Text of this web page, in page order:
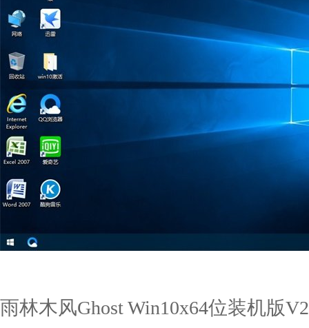
雨林木风Ghost Win10x64位装机版